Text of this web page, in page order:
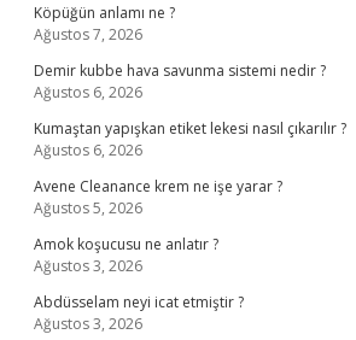
Köpüğün anlamı ne ?
Ağustos 7, 2026
Demir kubbe hava savunma sistemi nedir ?
Ağustos 6, 2026
Kumaştan yapışkan etiket lekesi nasıl çıkarılır ?
Ağustos 6, 2026
Avene Cleanance krem ne işe yarar ?
Ağustos 5, 2026
Amok koşucusu ne anlatır ?
Ağustos 3, 2026
Abdüsselam neyi icat etmiştir ?
Ağustos 3, 2026